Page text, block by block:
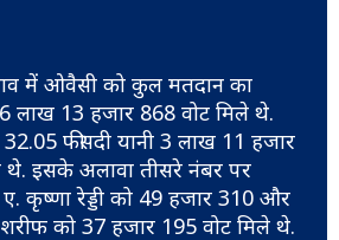
में ओवैसी को कुल मतदान का
6 लाख 13 हजार 868 वोट मिले थे.
फीसदी यानी 3 लाख 11 हजार
थे. इसके अलावा तीसरे नंबर पर
ए. कृष्णा रेड्डी को 49 हजार 310 और
को 37 हजार 195 वोट मिले थे.